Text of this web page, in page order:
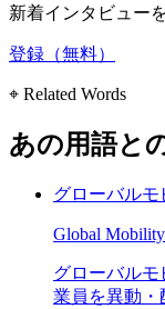
新着インタビュー
登録（無料）
⌖ Related Words
あの用語と
グローバルモ
Global Mobility
グローバル
業員を異動・